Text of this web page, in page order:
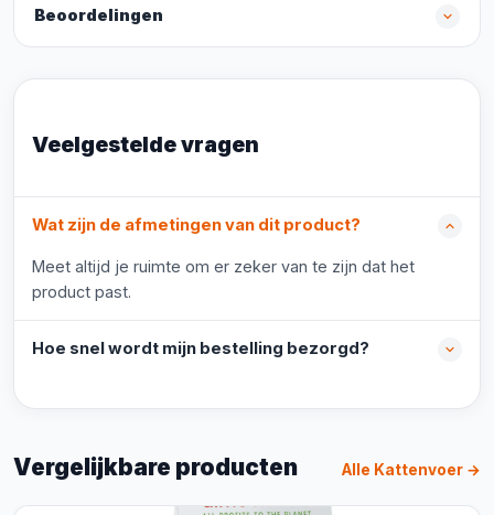
Beoordelingen
Veelgestelde vragen
Wat zijn de afmetingen van dit product?
Meet altijd je ruimte om er zeker van te zijn dat het
product past.
Hoe snel wordt mijn bestelling bezorgd?
Vergelijkbare producten Alle Kattenvoer →